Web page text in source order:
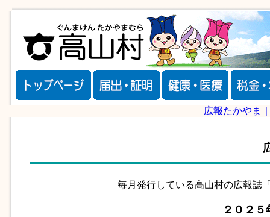
広報たかやま
毎月発行している高山村の広報誌
２０２